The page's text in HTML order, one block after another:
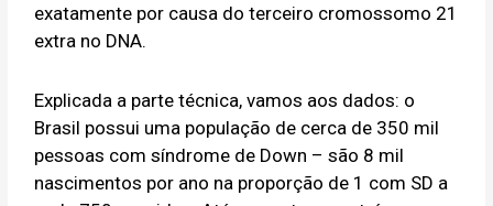
exatamente por causa do terceiro cromossomo 21
extra no DNA.
Explicada a parte técnica, vamos aos dados: o
Brasil possui uma população de cerca de 350 mil
pessoas com síndrome de Down – são 8 mil
nascimentos por ano na proporção de 1 com SD a